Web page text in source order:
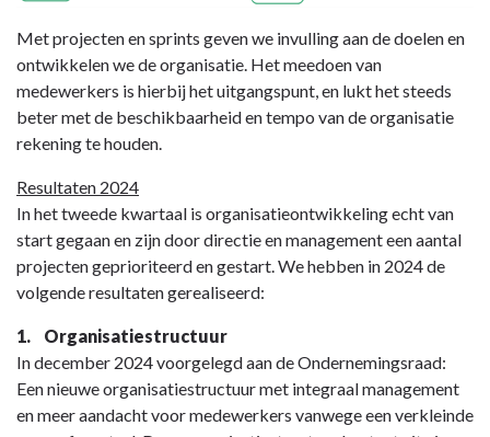
Met projecten en sprints geven we invulling aan de doelen en
ontwikkelen we de organisatie. Het meedoen van
medewerkers is hierbij het uitgangspunt, en lukt het steeds
beter met de beschikbaarheid en tempo van de organisatie
rekening te houden.
Resultaten 2024
In het tweede kwartaal is organisatieontwikkeling echt van
start gegaan en zijn door directie en management een aantal
projecten geprioriteerd en gestart. We hebben in 2024 de
volgende resultaten gerealiseerd:
1. Organisatiestructuur
In december 2024 voorgelegd aan de Ondernemingsraad:
Een nieuwe organisatiestructuur met integraal management
en meer aandacht voor medewerkers vanwege een verkleinde